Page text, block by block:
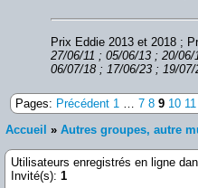
Prix Eddie 2013 et 2018 ;
27/06/11 ; 05/06/13 ; 20/
06/07/18 ; 17/06/23 ; 19/
Pages: Précédent 1 7 8 9 10 11
Accueil » Autres groupes, autre
Utilisateurs enregistrés en ligne
Invité(s): 1